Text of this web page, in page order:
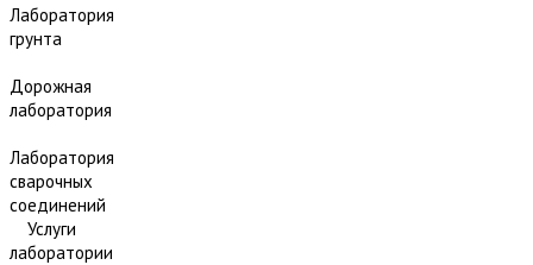
Лаборатория
грунта
Дорожная
лаборатория
Лаборатория
сварочных
соединений
Услуги
лаборатории